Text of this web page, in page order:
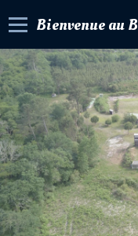
Bienvenue au
Accueil
Livre d'or
Album photos
Contact
Agenda
Forum